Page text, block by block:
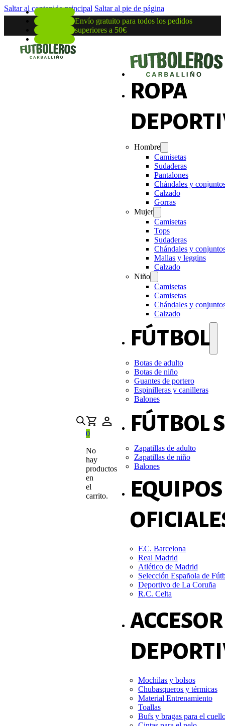
Saltar al contenido principal Saltar al pie de página
Envío gratuito para todos los pedidos
superiores a 50€
0
No
hay
productos
en
el
carrito.
ROPA
Hombre
Camisetas
Sudaderas
Pantalones
Chándales y
Calzado
Gorras
Mujer
Camisetas
Tops
Sudaderas
Chándales y
Mallas y leggins
Calzado
Niño
Camisetas
Camisetas
Chándales y
Calzado
FÚTBOL
Botas de adulto
Botas de niño
Guantes de portero
Espinilleras y canilleras
Balones
FÚTBOL
Zapatillas de adulto
Zapatillas de niño
Balones
EQUIPOS
F.C. Barcelona
Real Madrid
Atlético de Madrid
Selección Española de
Deportivo de La Coruña
R.C. Celta
Mochilas y bolsos
Chubasqueros y térmicas
Material Entrenamiento
Toallas
Bufs y bragas para el